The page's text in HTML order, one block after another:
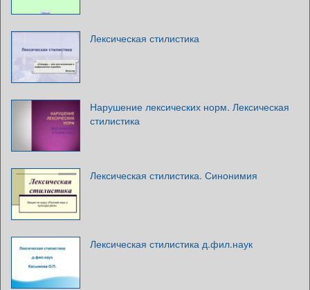
Лексическая стилистика
Нарушение лексических норм. Лексическая
стилистика
Лексическая стилистика. Синонимия
Лексическая стилистика д.фил.наук